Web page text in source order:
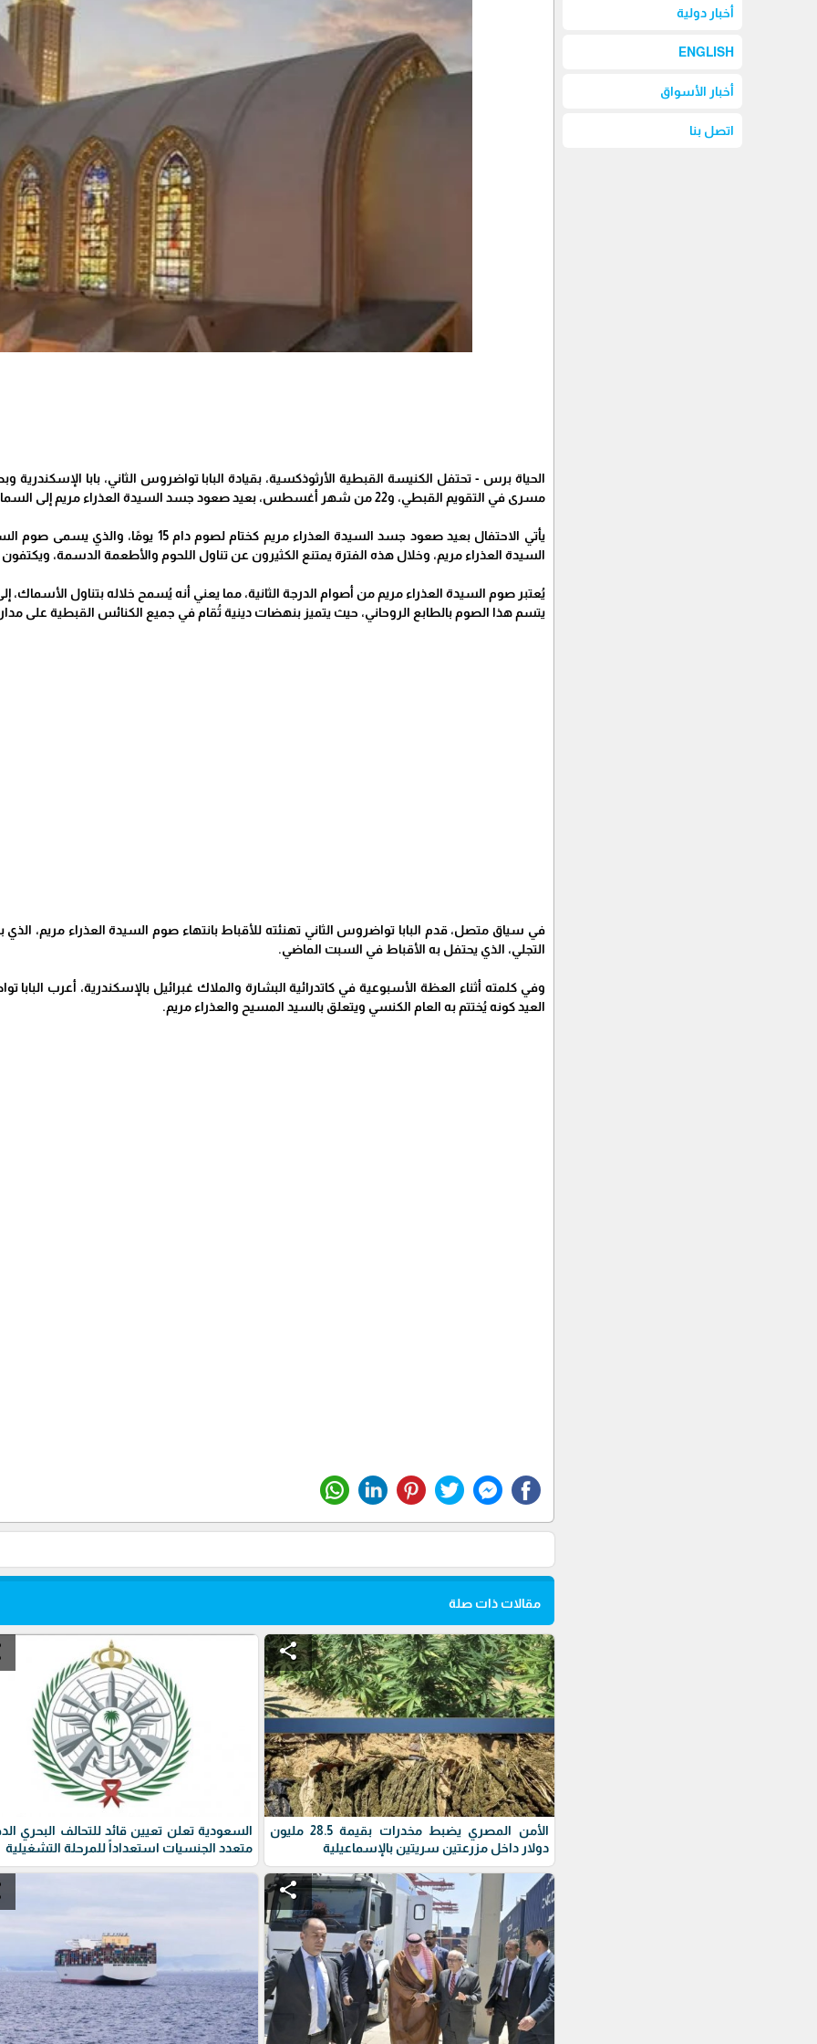
أخبار دولية
ENGLISH
أخبار الأسواق
اتصل بنا
مسرى في التقويم القبطي، و22 من شهر أغسطس، بعيد صعود جسد السيدة العذراء مريم إلى السماء، وفقًا لتقويم الكنيسة القبطية الأرثوذكسية.
يأتي الاحتفال بعيد صعود جسد السيدة العذراء
السيدة العذراء مريم، وخلال هذه الفترة يمتنع الكثيرون عن تناول اللحوم والأطعمة الدسمة،
يُعتبر صوم السيدة العذراء مريم من أصوام الدرجة الثانية، مما يعني أنه يُسمح خلاله بتناول الأسماك،
يتسم هذا الصوم بالطابع الروحاني، حيث يتميز بنهضات دينية تُقام في جميع الكنائس القبطية على مدار الـ 15 يومًا، بالإضافة إلى القداسات
في سياق متصل، قدم البابا تواضروس الثاني تهنئته للأقباط بانتهاء صوم السيدة العذراء مريم،
التجلي، الذي يحتفل به الأقباط في السبت الماضي.
وفي كلمته أثناء العظة الأسبوعية في كاتدرائية البشارة والملاك غبرائيل بالإسكندرية، أعرب
العيد كونه يُختتم به العام الكنسي ويتعلق بالسيد المسيح والعذراء مريم.
مقالات ذات صلة
share
الأمن المصري يضبط مخدرات بقيمة 28.5 مليون
دولار داخل مزرعتين سريتين بالإسماعيلية
السعودية تعلن تعيين قائد للتحالف البحري
متعدد الجنسيات استعداداً للمرحلة التشغيلية
share